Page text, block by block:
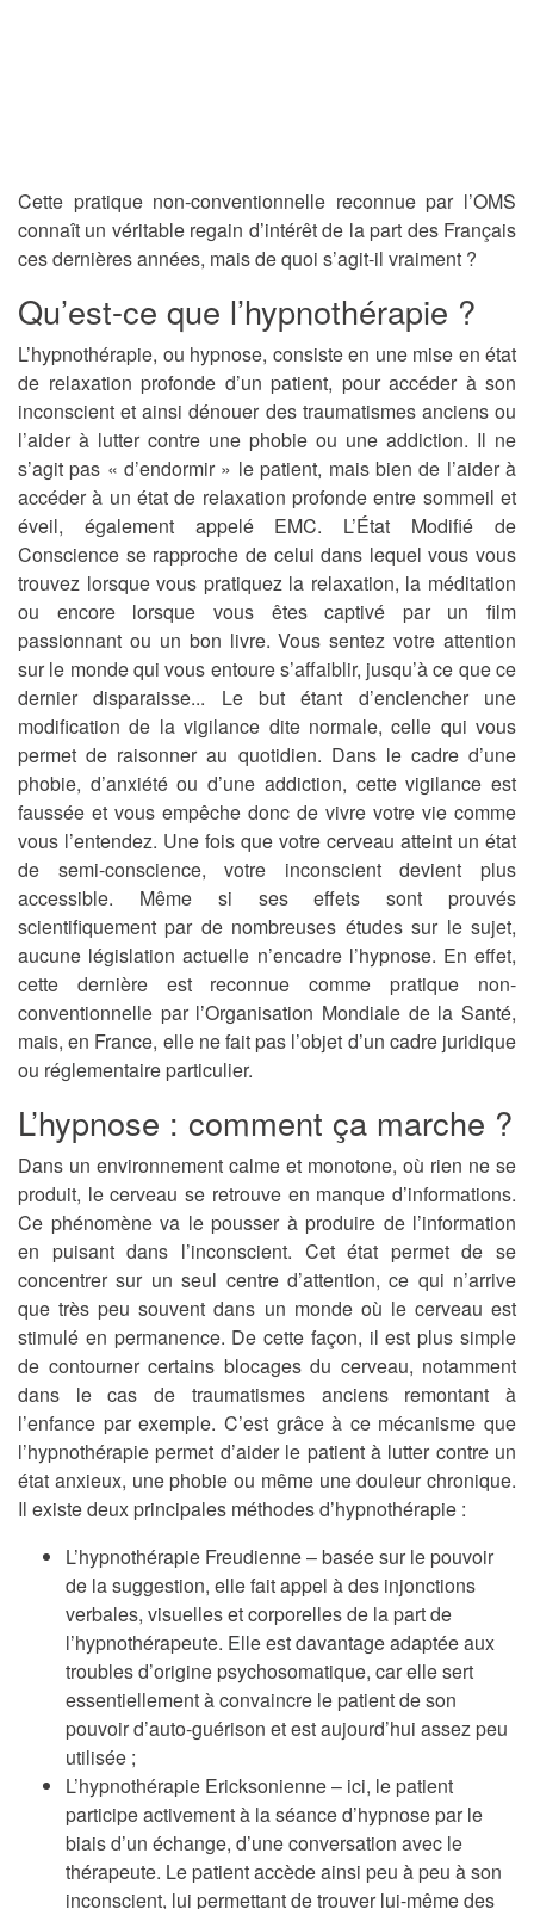
Cette pratique non-conventionnelle reconnue par l’OMS
connaît un véritable regain d’intérêt de la part des Français
ces dernières années, mais de quoi s’agit-il vraiment ?
Qu’est-ce que l’hypnothérapie ?
L’hypnothérapie, ou hypnose, consiste en une mise en état
de relaxation profonde d’un patient, pour accéder à son
inconscient et ainsi dénouer des traumatismes anciens ou
l’aider à lutter contre une phobie ou une addiction. Il ne
s’agit pas « d’endormir » le patient, mais bien de l’aider à
accéder à un état de relaxation profonde entre sommeil et
éveil, également appelé EMC. L’État Modifié de
Conscience se rapproche de celui dans lequel vous vous
trouvez lorsque vous pratiquez la relaxation, la méditation
ou encore lorsque vous êtes captivé par un film
passionnant ou un bon livre. Vous sentez votre attention
sur le monde qui vous entoure s’affaiblir, jusqu’à ce que ce
dernier disparaisse... Le but étant d’enclencher une
modification de la vigilance dite normale, celle qui vous
permet de raisonner au quotidien. Dans le cadre d’une
phobie, d’anxiété ou d’une addiction, cette vigilance est
faussée et vous empêche donc de vivre votre vie comme
vous l’entendez. Une fois que votre cerveau atteint un état
de semi-conscience, votre inconscient devient plus
accessible. Même si ses effets sont prouvés
scientifiquement par de nombreuses études sur le sujet,
aucune législation actuelle n’encadre l’hypnose. En effet,
cette dernière est reconnue comme pratique non-
conventionnelle par l’Organisation Mondiale de la Santé,
mais, en France, elle ne fait pas l’objet d’un cadre juridique
ou réglementaire particulier.
L’hypnose : comment ça marche ?
Dans un environnement calme et monotone, où rien ne se
produit, le cerveau se retrouve en manque d’informations.
Ce phénomène va le pousser à produire de l’information
en puisant dans l’inconscient. Cet état permet de se
concentrer sur un seul centre d’attention, ce qui n’arrive
que très peu souvent dans un monde où le cerveau est
stimulé en permanence. De cette façon, il est plus simple
de contourner certains blocages du cerveau, notamment
dans le cas de traumatismes anciens remontant à
l’enfance par exemple. C’est grâce à ce mécanisme que
l’hypnothérapie permet d’aider le patient à lutter contre un
état anxieux, une phobie ou même une douleur chronique.
Il existe deux principales méthodes d’hypnothérapie :
L’hypnothérapie Freudienne– basée sur le pouvoir
de la suggestion, elle fait appel à des injonctions
verbales, visuelles et corporelles de la part de
l’hypnothérapeute. Elle est davantage adaptée aux
troubles d’origine psychosomatique, car elle sert
essentiellement à convaincre le patient de son
pouvoir d’auto-guérison et est aujourd’hui assez peu
utilisée ;
L’hypnothérapie Ericksonienne – ici, le patient
participe activement à la séance d’hypnose par le
biais d’un échange, d’une conversation avec le
thérapeute. Le patient accède ainsi peu à peu à son
inconscient, lui permettant de trouver lui-même des